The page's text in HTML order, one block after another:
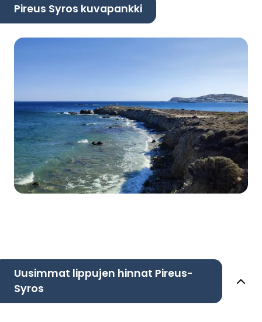
Pireus Syros kuvapankki
Uusimmat lippujen hinnat Pireus-
Syros